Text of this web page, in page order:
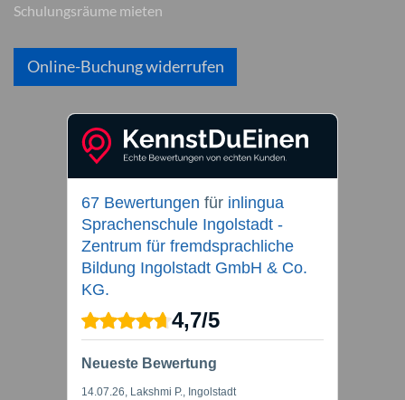
Schulungsräume mieten
Online-Buchung widerrufen
67 Bewertungen für inlingua
Sprachenschule Ingolstadt -
Zentrum für fremdsprachliche
Bildung Ingolstadt GmbH & Co.
KG.
4,7/5
Neueste Bewertung
14.07.26, Lakshmi P., Ingolstadt